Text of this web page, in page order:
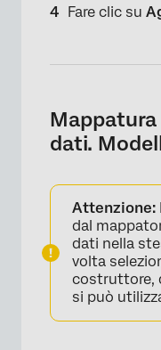
Fare clic su
dati.
Attenzione:
dal
dati nella
volta
costruttore,
si può